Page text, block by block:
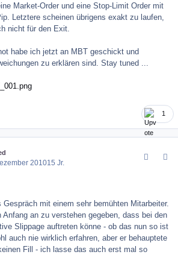
Market-Order und eine Stop-Limit Order mit
Letztere scheinen übrigens exakt zu laufen,
nicht für den Exit.
habe ich jetzt an MBT geschickt und
zu erklären sind. Stay tuned ...
1
201015 Jr.
mit einem sehr bemühten Mitarbeiter.
Anfang an zu verstehen gegeben, dass bei den
Slippage auftreten könne - ob das nun so ist
auch nie wirklich erfahren, aber er behauptete
Fill - ich lasse das auch erst mal so